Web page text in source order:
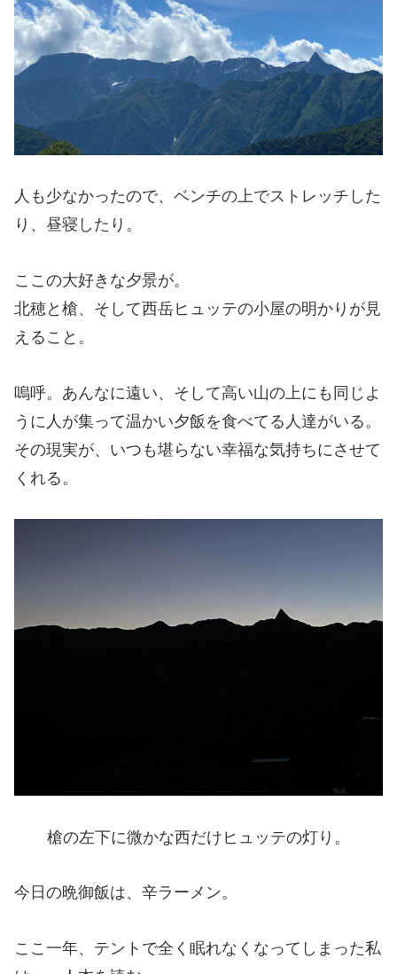
人も少なかったので、ベンチの上でストレッチした
り、昼寝したり。
ここの大好きな夕景が。
北穂と槍、そして西岳ヒュッテの小屋の明かりが見
えること。
嗚呼。あんなに遠い、そして高い山の上にも同じよ
うに人が集って温かい夕飯を食べてる人達がいる。
その現実が、いつも堪らない幸福な気持ちにさせて
くれる。
槍の左下に微かな西だけヒュッテの灯り。
今日の晩御飯は、辛ラーメン。
ここ一年、テントで全く眠れなくなってしまった私